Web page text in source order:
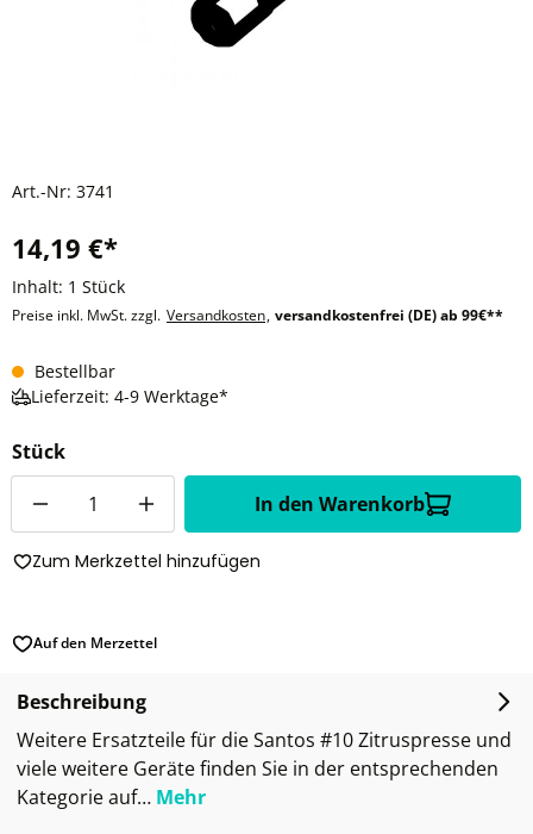
Art.-Nr: 3741
14,19 €*
Inhalt: 1 Stück
Preise inkl. MwSt. zzgl. Versandkosten, versandkostenfrei (DE) ab 99€**
Bestellbar
Lieferzeit: 4-9 Werktage*
Stück
In den Warenkorb
Zum Merkzettel hinzufügen
Auf den Merzettel
Beschreibung
Weitere Ersatzteile für die Santos #10 Zitruspresse und
viele weitere Geräte finden Sie in der entsprechenden
Kategorie auf… Mehr